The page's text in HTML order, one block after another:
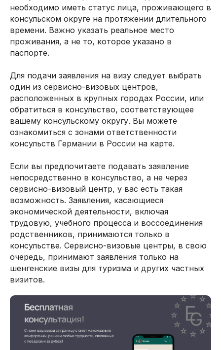
необходимо иметь статус лица, проживающего в
консульском округе на протяжении длительного
времени. Важно указать реальное место
проживания, а не то, которое указано в
паспорте.
Для подачи заявления на визу следует выбрать
один из сервисно-визовых центров,
расположенных в крупных городах России, или
обратиться в консульство, соответствующее
вашему консульскому округу. Вы можете
ознакомиться с зонами ответственности
консульств Германии в России на карте.
Если вы предпочитаете подавать заявление
непосредственно в консульство, а не через
сервисно-визовый центр, у вас есть такая
возможность. Заявления, касающиеся
экономической деятельности, включая
трудовую, учебного процесса и воссоединения
родственников, принимаются только в
консульстве. Сервисно-визовые центры, в свою
очередь, принимают заявления только на
шенгенские визы для туризма и других частных
визитов.